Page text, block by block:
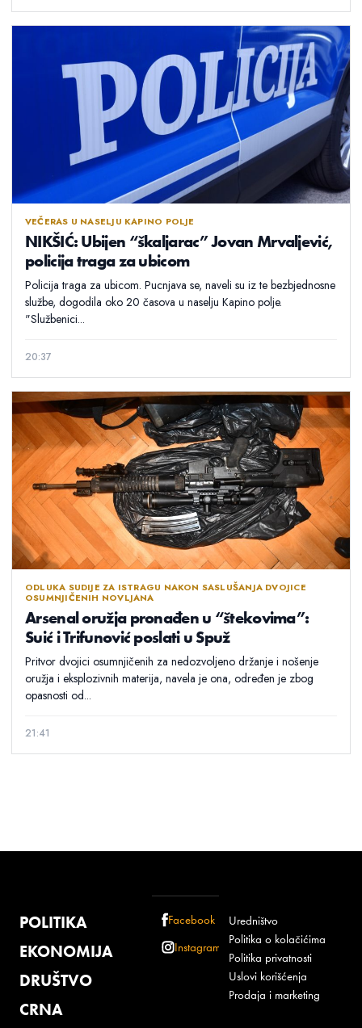
VEČERAS U NASELJU KAPINO POLJE
NIKŠIĆ: Ubijen “škaljarac” Jovan Mrvaljević,
policija traga za ubicom
Policija traga za ubicom. Pucnjava se, naveli su iz te bezbjednosne
službe, dogodila oko 20 časova u naselju Kapino polje.
"Službenici...
20:37
ODLUKA SUDIJE ZA ISTRAGU NAKON SASLUŠANJA DVOJICE
OSUMNJIČENIH NOVLJANA
Arsenal oružja pronađen u “štekovima”:
Suić i Trifunović poslati u Spuž
Pritvor dvojici osumnjičenih za nedozvoljeno držanje i nošenje
oružja i eksplozivnih materija, navela je ona, određen je zbog
opasnosti od...
21:41
POLITIKA
EKONOMIJA
DRUŠTVO
CRNA
Facebook
Instagram
Uredništvo
Politika o kolačićima
Politika privatnosti
Uslovi korišćenja
Prodaja i marketing